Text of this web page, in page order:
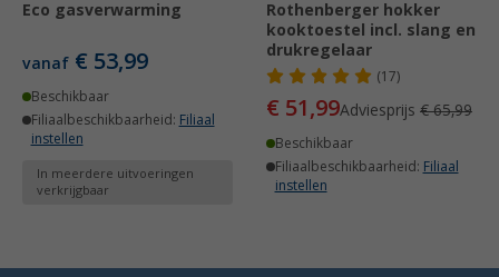
Eco gasverwarming
vanaf € 53,99
Beschikbaar
Filiaalbeschikbaarheid: Filiaal
instellen
In meerdere uitvoeringen
verkrijgbaar
Rothenberger hokker
kooktoestel incl. slang en
drukregelaar
(17)
€ 51,99Adviesprijs € 65,99
Beschikbaar
Filiaalbeschikbaarheid: Filiaal
instellen